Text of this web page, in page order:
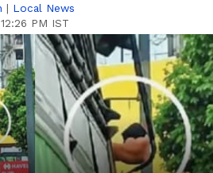
| Local News
PM IST